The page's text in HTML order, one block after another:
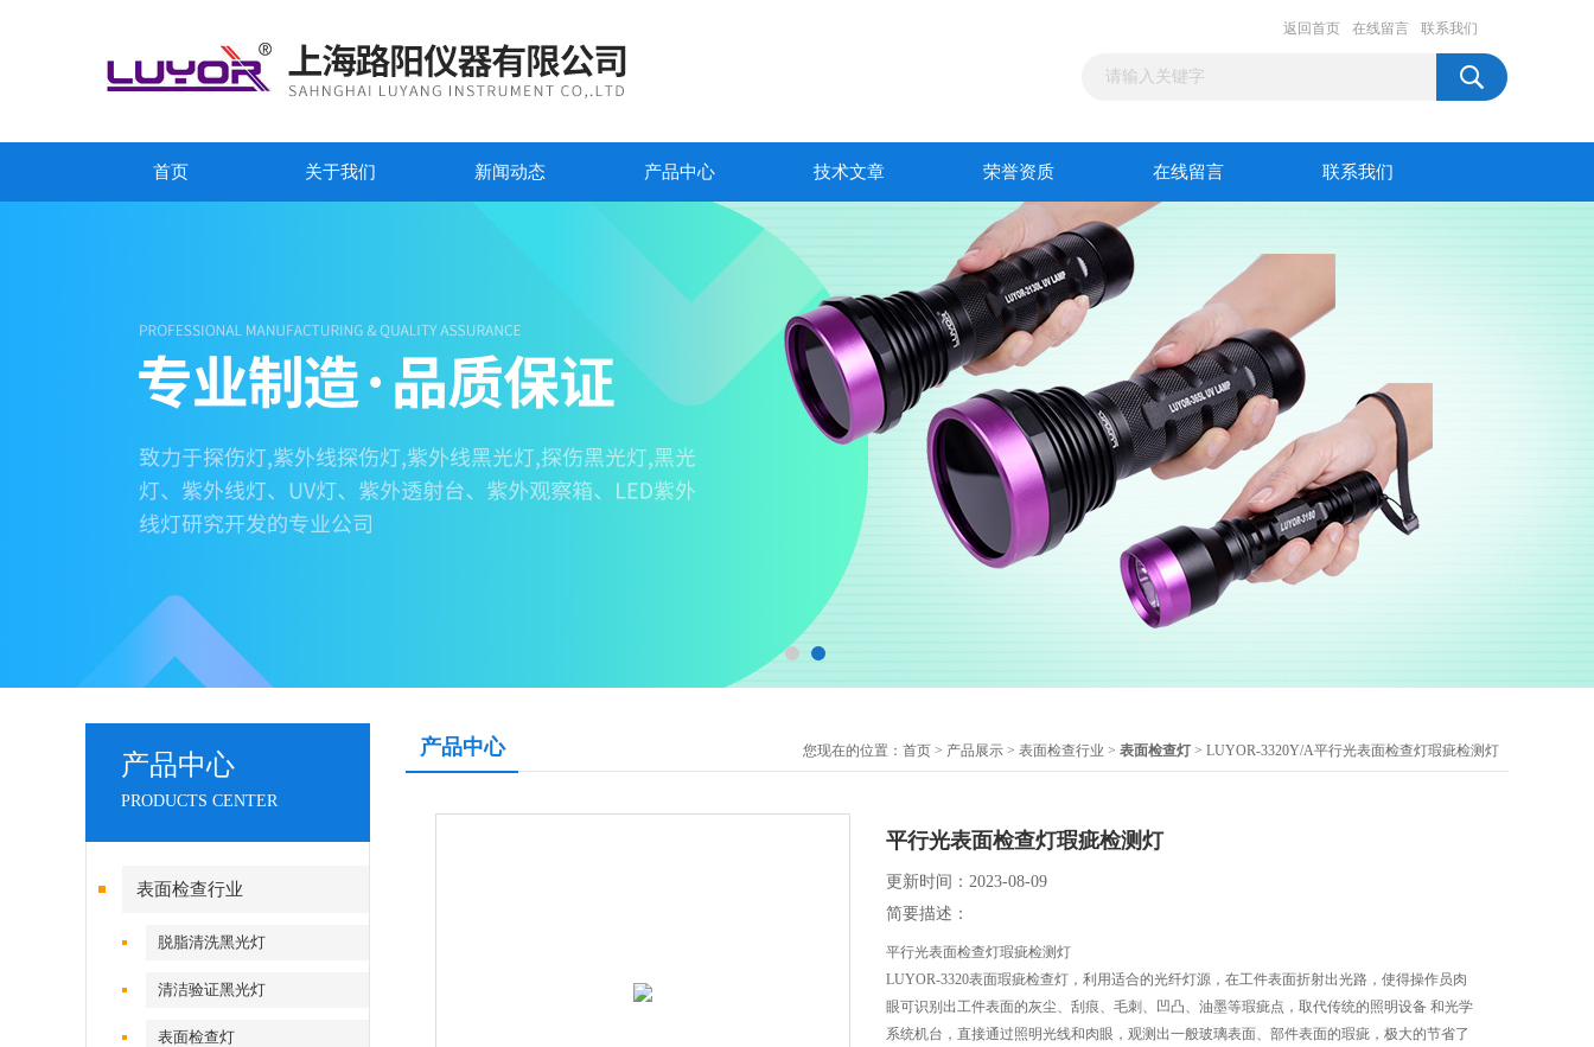
返回首页 在线留言 联系我们
首页 关于我们 新闻动态 产品中心 技术文章 荣誉资质 在线留言 联系我们
产品中心
PRODUCTS CENTER
表面检查行业
脱脂清洗黑光灯
清洁验证黑光灯
表面检查灯
产品中心 您现在的位置： 首页 > 产品展示 > 表面检查行业 > 表面检查灯 > LUYOR-3320Y/A平行光表面检查灯瑕疵检测灯
平行光表面检查灯瑕疵检测灯
更新时间：2023-08-09
简要描述：
平行光表面检查灯瑕疵检测灯
LUYOR-3320表面瑕疵检查灯，利用适合的光纤灯源，在工件表面折射出光路，使得操作员肉
眼可识别出工件表面的灰尘、刮痕、毛刺、凹凸、油墨等瑕疵点，取代传统的照明设备 和光学
系统机台，直接通过照明光线和肉眼，观测出一般玻璃表面、部件表面的瑕疵，极大的节省了